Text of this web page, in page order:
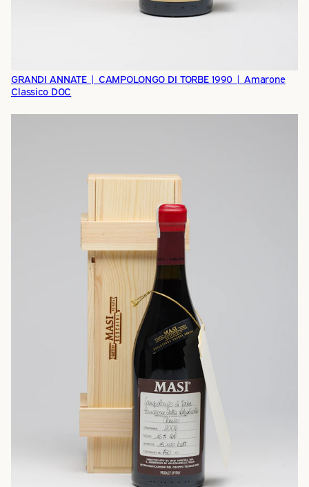
GRANDI ANNATE | CAMPOLONGO DI TORBE 1990 | Amarone
Classico DOC